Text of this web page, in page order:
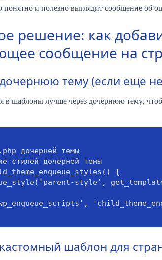
понятно и полезно выглядит сообщение об
решение: как
сообщение на
тему (если ещё
в шаблоны лучше через дочернюю тему,
дочерней темы
стилей дочерней темы
{
шаблон для